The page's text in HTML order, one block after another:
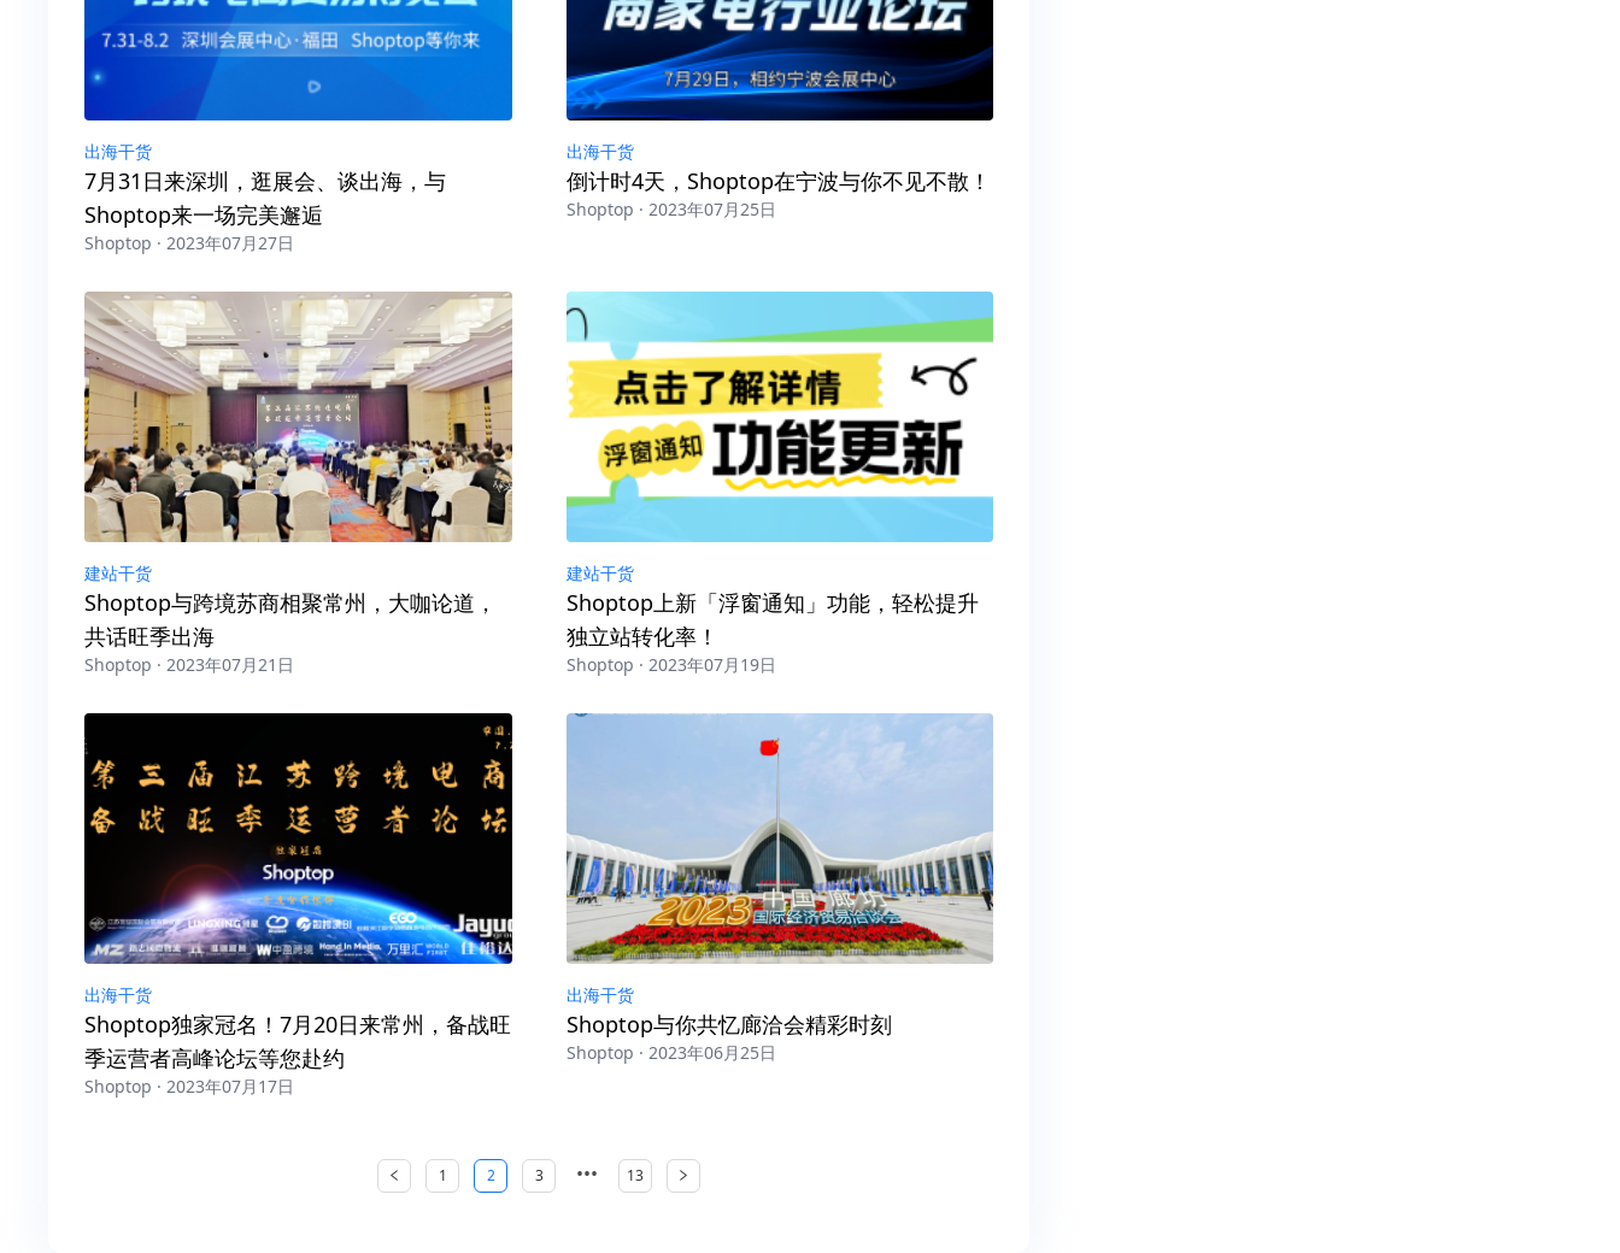
出海干货
7月31日来深圳，逛展会、谈出海，与
Shoptop来一场完美邂逅
Shoptop · 2023年07月27日
出海干货
倒计时4天，Shoptop在宁波与你不见不散！
Shoptop · 2023年07月25日
建站干货
Shoptop与跨境苏商相聚常州，大咖论道，
共话旺季出海
Shoptop · 2023年07月21日
建站干货
Shoptop上新「浮窗通知」功能，轻松提升
独立站转化率！
Shoptop · 2023年07月19日
出海干货
Shoptop独家冠名！7月20日来常州，备战旺
季运营者高峰论坛等您赴约
Shoptop · 2023年07月17日
出海干货
Shoptop与你共忆廊洽会精彩时刻
Shoptop · 2023年06月25日
1 2 3 ••• 13